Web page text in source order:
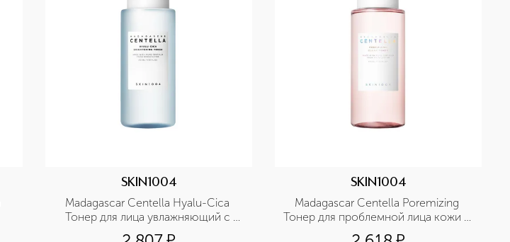
SKIN1004
Madagascar Centella Hyalu-Cica
Тонер для лица увлажняющий с
центеллой и гиалуроновой
SKIN1004
Madagascar Centella Poremizing
Тонер для проблемной лица кожи с
розовой солью, экстрактом